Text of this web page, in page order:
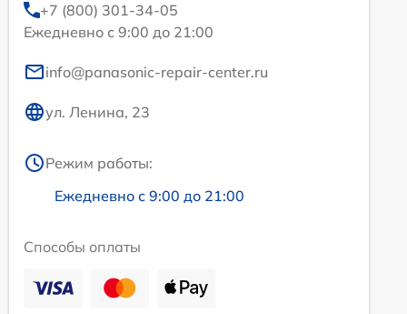
+7 (800) 301-34-05
Ежедневно с 9:00 до 21:00
info@panasonic-repair-center.ru
ул. Ленина, 23
Режим работы:
Ежедневно с 9:00 до 21:00
Способы оплаты